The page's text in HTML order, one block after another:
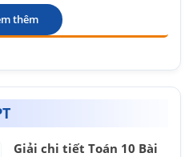
thêm
Giải chi tiết Toán 10 Bài